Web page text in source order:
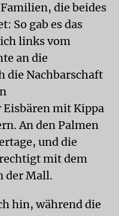
die beides
So gab es das
links vom
an die
die Nachbarschaft
mit Kippa
An den Palmen
und die
mit dem
der Mall.
hin, während die